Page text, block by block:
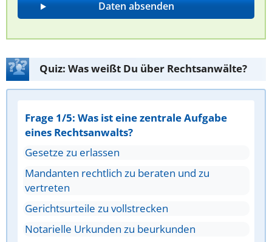
Quiz: Was weißt Du über Rechtsanwälte?
Frage 1/5: Was ist eine zentrale Aufgabe
eines Rechtsanwalts?
Gesetze zu erlassen
Mandanten rechtlich zu beraten und zu
vertreten
Gerichtsurteile zu vollstrecken
Notarielle Urkunden zu beurkunden